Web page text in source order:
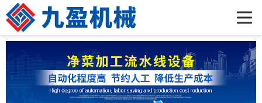
公司简介
产品展示